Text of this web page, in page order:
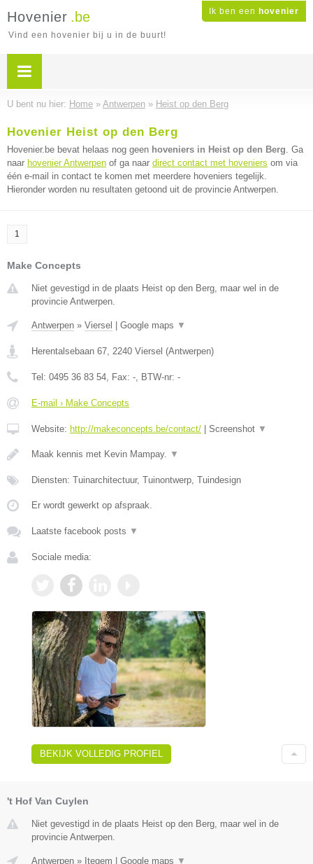
Ik ben een hovenier
Hovenier .be
Vind een hovenier bij u in de buurt!
U bent nu hier: Home » Antwerpen » Heist op den Berg
Hovenier Heist op den Berg
Hovenier.be bevat helaas nog geen hoveniers in Heist op den Berg. Ga
naar hovenier Antwerpen of ga naar direct contact met hoveniers om via
één e-mail in contact te komen met meerdere hoveniers tegelijk.
Hieronder worden nu resultaten getoond uit de provincie Antwerpen.
1
Make Concepts
Niet gevestigd in de plaats Heist op den Berg, maar wel in de
provincie Antwerpen.
Antwerpen » Viersel Google maps ▼
Herentalsebaan 67, 2240 Viersel (Antwerpen)
Tel: 0495 36 83 54, Fax: -, BTW-nr: -
E-mail › Make Concepts
Website: http://makeconcepts.be/contact/ Screenshot ▼
Maak kennis met Kevin Mampay. ▼
Diensten: Tuinarchitectuur, Tuinontwerp, Tuindesign
Er wordt gewerkt op afspraak.
Laatste facebook posts ▼
Sociale media:
BEKIJK VOLLEDIG PROFIEL
't Hof Van Cuylen
Niet gevestigd in de plaats Heist op den Berg, maar wel in de
provincie Antwerpen.
Antwerpen » Itegem | Google maps ▼